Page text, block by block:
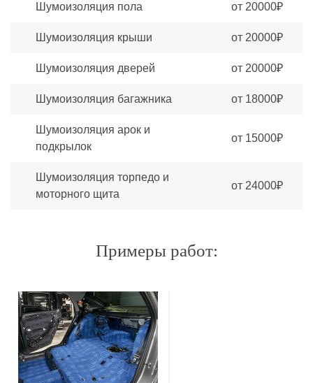
Шумоизоляция пола от 20000₽
Шумоизоляция крыши от 20000₽
Шумоизоляция дверей от 20000₽
Шумоизоляция багажника от 18000₽
Шумоизоляция арок и
подкрылок
от 15000₽
Шумоизоляция торпедо и
моторного щита
от 24000₽
Примеры работ: